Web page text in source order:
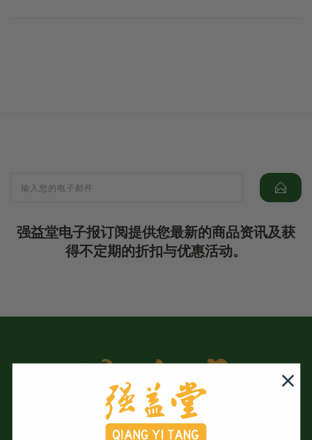
强益堂电子报订阅提供您最新的商品资讯及获
得不定期的折扣与优惠活动。